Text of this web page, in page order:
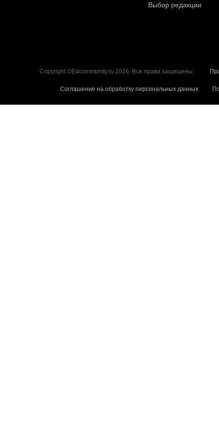
Выбор редакции
Copyright ©Edcommunity.ru 2026. Все права защищены.
Соглашение на обработку персональных данных